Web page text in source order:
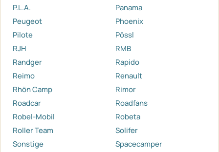
P.L.A.
Panama
Peugeot
Phoenix
Pilote
Pössl
RJH
RMB
Randger
Rapido
Reimo
Renault
Rhön Camp
Rimor
Roadcar
Roadfans
Robel-Mobil
Robeta
Roller Team
Solifer
Sonstige
Spacecamper